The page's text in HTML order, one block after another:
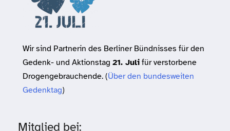
Wir sind Partnerin des Berliner Bündnisses für den
Gedenk- und Aktionstag 21. Julifür verstorbene
Drogengebrauchende. (Über den bundesweiten
Gedenktag)
Mitglied bei: